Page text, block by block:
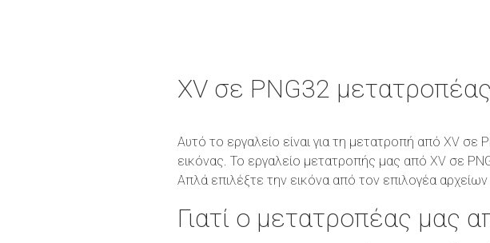
XV σε PNG32 μετατροπέας
Αυτό το εργαλείο είναι για τη μετατροπή από XV
εικόνας. Το εργαλείο μετατροπής μας από XV σε
Απλά επιλέξτε την εικόνα από τον επιλογέα
Γιατί ο μετατροπέας μας